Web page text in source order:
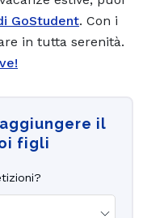
GoStudent. Con i
in tutta serenità.
il
figli